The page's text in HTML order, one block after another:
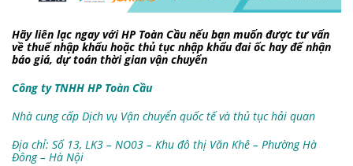
Hãy liên lạc ngay với HP Toàn Cầu nếu bạn muốn được tư vấn
về thuế nhập khẩu hoặc thủ tục nhập khẩu đai ốc hay để nhận
báo giá, dự toán thời gian vận chuyển
Công ty TNHH HP Toàn Cầu
Nhà cung cấp Dịch vụ Vận chuyển quốc tế và thủ tục hải quan
Địa chỉ: Số 13, LK3 – NO03 – Khu đô thị Văn Khê – Phường Hà
Đông – Hà Nội